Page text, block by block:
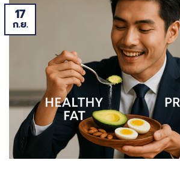
17
ก.ย.